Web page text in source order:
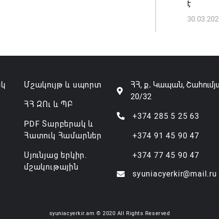
է
Մշակույթ և սպորտ
ՀՀ ԶՈւ և ՊԲ
PDF Տարբերակ և
Հատուկ Համարներ
Սյունյաց երկիր.
մշակութային
ՀՀ, ք․ Կապան,
20/32
+374 285 5 25 63
+374 91 45 90 47
+374 77 45 90 47
syuniacyerkir@mail.ru
syuniacyerkir.am © 2020 All Rights Reserved